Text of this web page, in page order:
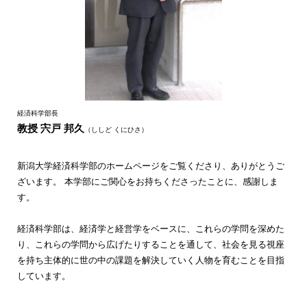
経済科学部長
教授 宍戸 邦久 （ししど くにひさ）
新潟大学経済科学部のホームページをご覧くださり、ありがとうご
ざいます。 本学部にご関心をお持ちくださったことに、感謝しま
す。
経済科学部は、経済学と経営学をベースに、これらの学問を深めた
り、これらの学問から広げたりすることを通して、社会を見る視座
を持ち主体的に世の中の課題を解決していく人物を育むことを目指
しています。